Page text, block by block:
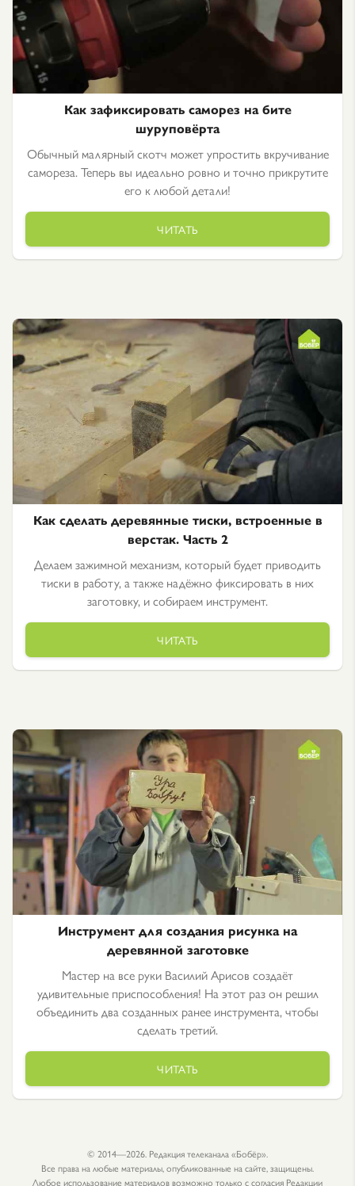
Как зафиксировать саморез на бите
шуруповёрта
Обычный малярный скотч может упростить вкручивание
самореза. Теперь вы идеально ровно и точно прикрутите
его к любой детали!
ЧИТАТЬ
Как сделать деревянные тиски, встроенные в
верстак. Часть 2
Делаем зажимной механизм, который будет приводить
тиски в работу, а также надёжно фиксировать в них
заготовку, и собираем инструмент.
ЧИТАТЬ
Инструмент для создания рисунка на
деревянной заготовке
Мастер на все руки Василий Арисов создаёт
удивительные приспособления! На этот раз он решил
объединить два созданных ранее инструмента, чтобы
сделать третий.
ЧИТАТЬ
© 2014—2026. Редакция телеканала «Бобёр».
Все права на любые материалы, опубликованные на сайте, защищены.
Любое использование материалов возможно только с согласия Редакции